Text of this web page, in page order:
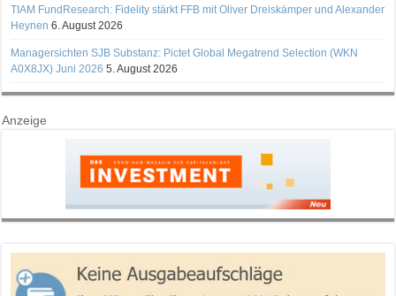
TIAM FundResearch: Fidelity stärkt FFB mit Oliver Dreiskämper und Alexander
Heynen 6. August 2026
Managersichten SJB Substanz: Pictet Global Megatrend Selection (WKN
A0X8JX) Juni 2026 5. August 2026
Anzeige